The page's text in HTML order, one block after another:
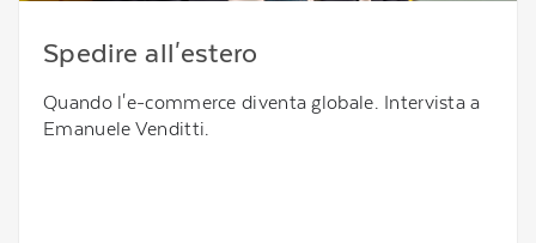
Spedire all'estero
Quando l'e-commerce diventa globale. Intervista a
Emanuele Venditti.